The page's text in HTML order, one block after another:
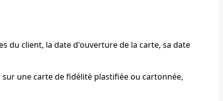
du client, la date d'ouverture de la carte, sa date
une carte de fidélité plastifiée ou cartonnée,